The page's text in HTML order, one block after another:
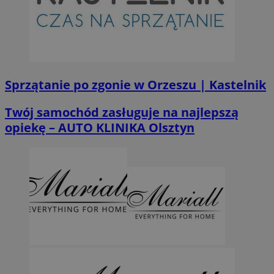
Sprzątanie po zgonie w Orzeszu | Kastelnik
Twój samochód zasługuje na najlepszą
opiekę – AUTO KLINIKA Olsztyn